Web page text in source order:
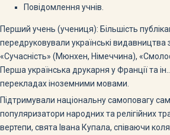
Повідомлення учнів.
Перший учень (учениця): Більшість
передруковували українські
«Сучасність» (Мюнхен, Німеччина),
Перша українська друкарня у Франції та
перекладах іноземними мовами.
Підтримували національну самоповагу
популяризатори народних та релігійних
вертепи, свята Івана Купала, співаючи